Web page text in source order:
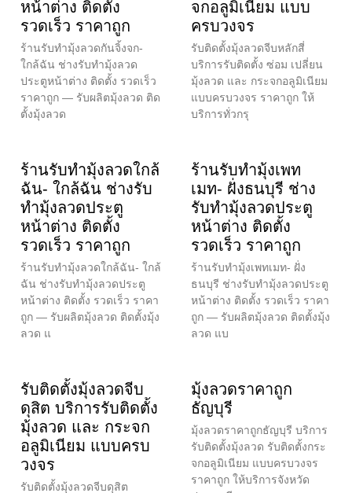
หน้าต่าง ติดตั้ง
รวดเร็ว ราคาถูก
ร้านรับทำมุ้งลวดกันจิ้งจก-
ใกล้ฉัน ช่างรับทำมุ้งลวด
ประตูหน้าต่าง ติดตั้ง รวดเร็ว
ราคาถูก — รับผลิตมุ้งลวด ติด
ตั้งมุ้งลวด
จกอลูมิเนียม แบบ
ครบวงจร
รับติดตั้งมุ้งลวดจีบหลักสี่
บริการรับติดตั้ง ซ่อม เปลี่ยน
มุ้งลวด และ กระจกอลูมิเนียม
แบบครบวงจร ราคาถูก ให้
บริการทั่วกรุ
ร้านรับทำมุ้งลวดใกล้
ฉัน- ใกล้ฉัน ช่างรับ
ทำมุ้งลวดประตู
หน้าต่าง ติดตั้ง
รวดเร็ว ราคาถูก
ร้านรับทำมุ้งลวดใกล้ฉัน- ใกล้
ฉัน ช่างรับทำมุ้งลวดประตู
หน้าต่าง ติดตั้ง รวดเร็ว ราคา
ถูก — รับผลิตมุ้งลวด ติดตั้งมุ้ง
ลวด แ
ร้านรับทำมุ้งเพท
เมท- ฝั่งธนบุรี ช่าง
รับทำมุ้งลวดประตู
หน้าต่าง ติดตั้ง
รวดเร็ว ราคาถูก
ร้านรับทำมุ้งเพทเมท- ฝั่ง
ธนบุรี ช่างรับทำมุ้งลวดประตู
หน้าต่าง ติดตั้ง รวดเร็ว ราคา
ถูก — รับผลิตมุ้งลวด ติดตั้งมุ้ง
ลวด แบ
รับติดตั้งมุ้งลวดจีบ
ดุสิต บริการรับติดตั้ง
มุ้งลวด และ กระจก
อลูมิเนียม แบบครบ
วงจร
รับติดตั้งมุ้งลวดจีบดุสิต
มุ้งลวดราคาถูก
ธัญบุรี
มุ้งลวดราคาถูกธัญบุรี บริการ
รับติดตั้งมุ้งลวด รับติดตั้งกระ
จกอลูมิเนียม แบบครบวงจร
ราคาถูก ให้บริการจังหวัด